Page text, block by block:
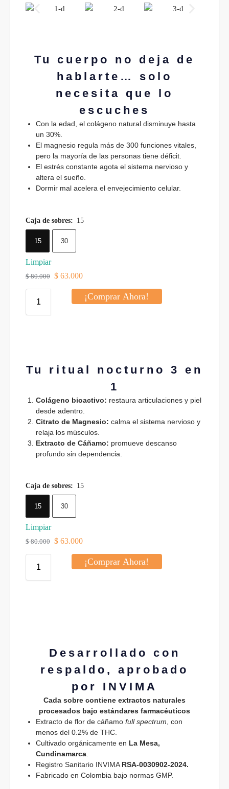
Tu cuerpo no deja de
hablarte… solo
necesita que lo
escuches
Con la edad, el colágeno natural disminuye hasta
un 30%.
El magnesio regula más de 300 funciones vitales,
pero la mayoría de las personas tiene déficit.
El estrés constante agota el sistema nervioso y
altera el sueño.
Dormir mal acelera el envejecimiento celular.
Caja de sobres: 15
15 30
Limpiar
$80.000 $ 63.000
¡Comprar Ahora!
Tu ritual nocturno 3 en
1
Colágeno bioactivo: restaura articulaciones y piel
desde adentro.
Citrato de Magnesio: calma el sistema nervioso y
relaja los músculos.
Extracto de Cáñamo: promueve descanso
profundo sin dependencia.
Caja de sobres: 15
15 30
Limpiar
$80.000 $ 63.000
¡Comprar Ahora!
Desarrollado con
respaldo, aprobado
por INVIMA
Cada sobre contiene extractos naturales
procesados bajo estándares farmacéuticos
Extracto de flor de cáñamo full spectrum, con
menos del 0.2% de THC.
Cultivado orgánicamente en La Mesa,
Cundinamarca.
Registro Sanitario INVIMARSA-0030902-2024.
Fabricado en Colombia bajo normas GMP.